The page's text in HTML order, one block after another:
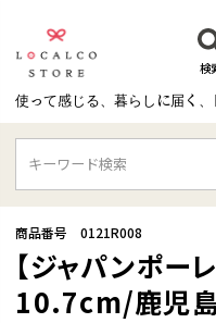
使って感じる、暮らしに届く
検
【ジャパンポー
10.7cm/鹿児
商品番号 0121R008